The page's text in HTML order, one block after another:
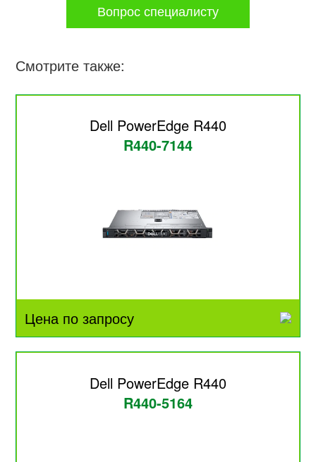
Вопрос специалисту
Смотрите также:
Dell PowerEdge R440
R440-7144
Цена по запросу
Dell PowerEdge R440
R440-5164